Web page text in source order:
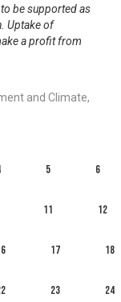
be supported as
Uptake of
a profit from
and Climate,
5 6
11 12
17 18
23 24